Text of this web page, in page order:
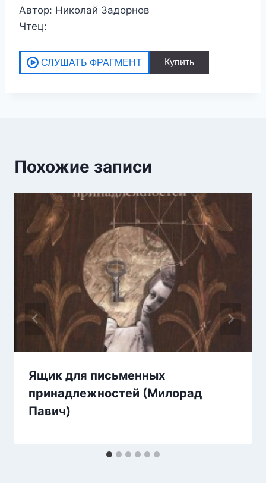
Автор: Николай Задорнов
Чтец:
Похожие записи
Ящик для письменных
принадлежностей (Милорад
Павич)